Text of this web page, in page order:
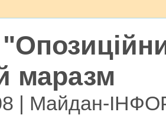
маразм
| Майдан-